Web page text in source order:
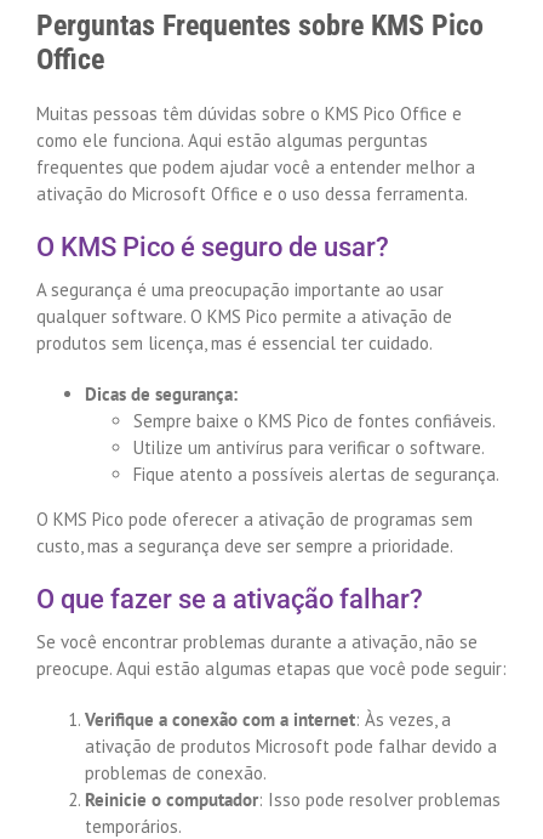
Perguntas Frequentes sobre KMS Pico
Office
Muitas pessoas têm dúvidas sobre o KMS Pico Office e
como ele funciona. Aqui estão algumas perguntas
frequentes que podem ajudar você a entender melhor a
ativação do Microsoft Office e o uso dessa ferramenta.
O KMS Pico é seguro de usar?
A segurança é uma preocupação importante ao usar
qualquer software. O KMS Pico permite a ativação de
produtos sem licença, mas é essencial ter cuidado.
Dicas de segurança:
Sempre baixe o KMS Pico de fontes confiáveis.
Utilize um antivírus para verificar o software.
Fique atento a possíveis alertas de segurança.
O KMS Pico pode oferecer a ativação de programas sem
custo, mas a segurança deve ser sempre a prioridade.
O que fazer se a ativação falhar?
Se você encontrar problemas durante a ativação, não se
preocupe. Aqui estão algumas etapas que você pode seguir:
Verifique a conexão com a internet: Às vezes, a
ativação de produtos Microsoft pode falhar devido a
problemas de conexão.
Reinicie o computador: Isso pode resolver problemas
temporários.